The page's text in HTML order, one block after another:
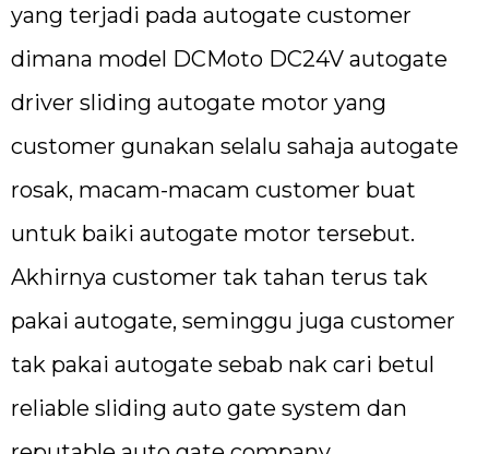
yang terjadi pada autogate customer
dimana model DCMoto DC24V autogate
driver sliding autogate motor yang
customer gunakan selalu sahaja autogate
rosak, macam-macam customer buat
untuk baiki autogate motor tersebut.
Akhirnya customer tak tahan terus tak
pakai autogate, seminggu juga customer
tak pakai autogate sebab nak cari betul
reliable sliding auto gate system dan